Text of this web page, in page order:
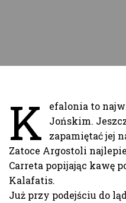
K
efalonia to
Jońskim.
zapamiętać jej
Zatoce Argostoli
Carreta popijając kawę
Kalafatis.
Już przy podejściu do